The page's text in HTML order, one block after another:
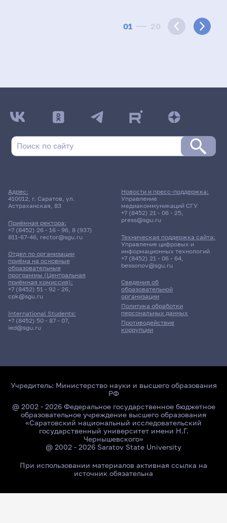
01 20
Адрес:
410012, г. Саратов, ул.
Астраханская, 83
Приёмная ректора:
+7 (8452) 26 - 16 - 96, 8 (937)
811-67-46, rector@sgu.ru
Отдел по организации
приёма на основные
образовательные
программы (Центральная
приёмная комиссия):
+7 (8452) 51 - 92 - 26,
cpk@sgu.ru
International Students:
+7 (8452) 50 - 87 - 07,
ied@sgu.ru
Сведения об
образовательной
организации
Политика обработки
персональных данных
Противодействие
коррупции
Новости и пресс-поддержка:
Управление
медиакоммуникаций СГУ
+7 (8452) 21 - 06 - 25,
press@sgu.ru
Техническая поддержка сайта:
Управление цифровых и
информационных технологий
+7 (8452) 21 - 06 - 64,
bessonov@sgu.ru
Учредитель: Министерство науки и высшего образования
РФ
@ 2002 - 2026 Федеральное государственное бюджетное
образовательное учреждение высшего образования
«Саратовский национальный исследовательский
государственный университет имени Н.Г.
Чернышевского»
@ 2002 - 2026 Saratov State University
При использовании материалов активная ссылка на
источник обязательна